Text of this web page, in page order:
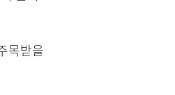
목받을